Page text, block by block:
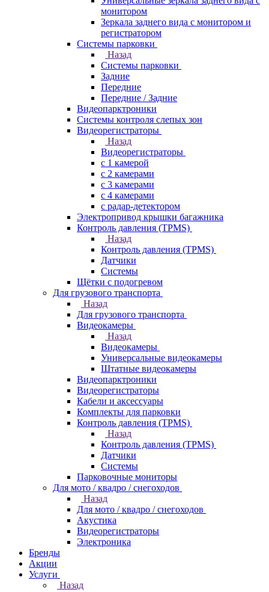
монитором
Зеркала заднего вида с монитором и
регистратором
Системы парковки
Назад
Системы парковки
Задние
Передние
Передние / Задние
Видеопарктроники
Системы контроля слепых зон
Видеорегистраторы
Назад
Видеорегистраторы
с 1 камерой
с 2 камерами
с 3 камерами
с 4 камерами
с радар-детектором
Электропривод крышки багажника
Контроль давления (TPMS)
Назад
Контроль давления (TPMS)
Датчики
Системы
Щётки с подогревом
Для грузового транспорта
Назад
Для грузового транспорта
Видеокамеры
Назад
Видеокамеры
Универсальные видеокамеры
Штатные видеокамеры
Видеопарктроники
Видеорегистраторы
Кабели и аксессуары
Комплекты для парковки
Контроль давления (TPMS)
Назад
Контроль давления (TPMS)
Датчики
Системы
Парковочные мониторы
Для мото / квадро / снегоходов
Назад
Для мото / квадро / снегоходов
Акустика
Видеорегистраторы
Электроника
Бренды
Акции
Услуги
Назад